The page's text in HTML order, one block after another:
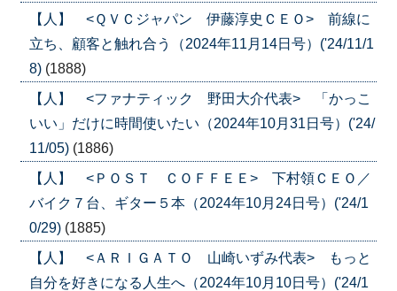
【人】 <ＱＶＣジャパン 伊藤淳史ＣＥＯ> 前線に
立ち、顧客と触れ合う（2024年11月14日号）('24/11/1
8) (1888)
【人】 <ファナティック 野田大介代表> 「かっこ
いい」だけに時間使いたい（2024年10月31日号）('24/
11/05) (1886)
【人】 <ＰＯＳＴ ＣＯＦＦＥＥ> 下村領ＣＥＯ／
バイク７台、ギター５本（2024年10月24日号）('24/1
0/29) (1885)
【人】 <ＡＲＩＧＡＴＯ 山崎いずみ代表> もっと
自分を好きになる人生へ（2024年10月10日号）('24/1